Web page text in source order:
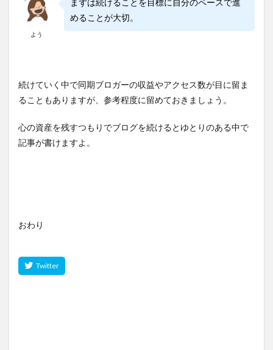
よう
まずは続けることを目標に自分のペースで進
めることが大切。
続けていく中で同期ブロガーの収益やアクセス数が目に留ま
ることもありますが、参考程度に留めておきましょう。
心の資産を残すつもりでブログを続けるとゆとりのある中で
記事が書けますよ。
おわり